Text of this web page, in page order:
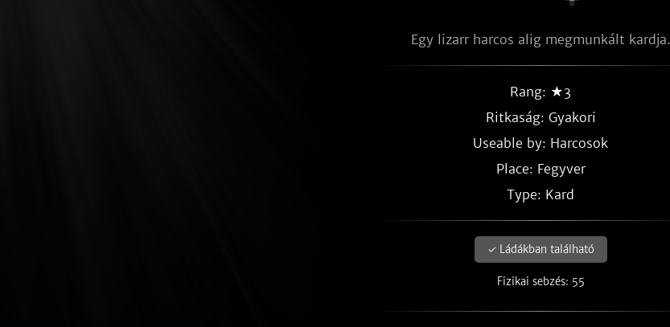
Egy lizarr harcos alig megmunkált kardja.
Rang: ★3
Ritkaság: Gyakori
Useable by: Harcosok
Place: Fegyver
Type: Kard
✓ Ládákban található
Fizikai sebzés: 55